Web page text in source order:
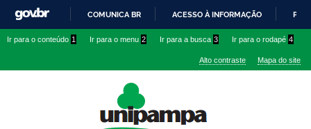
conteúdo
IR
O
COMUNICA BR ACESSO À INFORMAÇÃO
Ir para o conteúdo 1 Ir para o menu 2 Ir para a busca 3 Ir para o rodapé 4
Alto contraste Mapa do site